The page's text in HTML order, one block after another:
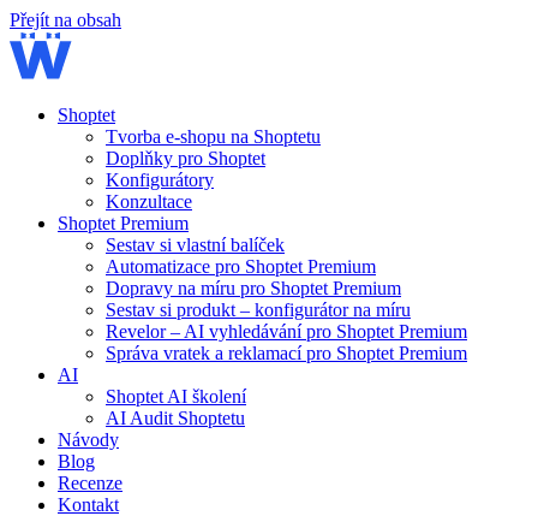
Přejít na obsah
Shoptet
Tvorba e-shopu na Shoptetu
Doplňky pro Shoptet
Konfigurátory
Konzultace
Shoptet Premium
Sestav si vlastní balíček
Automatizace pro Shoptet Premium
Dopravy na míru pro Shoptet Premium
Sestav si produkt – konfigurátor na míru
Revelor – AI vyhledávání pro Shoptet Premium
Správa vratek a reklamací pro Shoptet Premium
AI
Shoptet AI školení
AI Audit Shoptetu
Návody
Blog
Recenze
Kontakt